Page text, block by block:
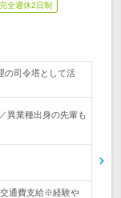
完全週休2日制
の司令塔として活
異業種出身の先輩も
交通費支給※経験や